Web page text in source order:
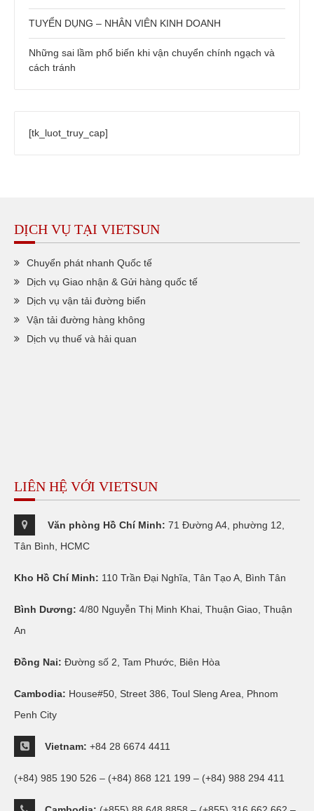
TUYỂN DỤNG – NHÂN VIÊN KINH DOANH
Những sai lầm phổ biến khi vận chuyển chính ngạch và
cách tránh
[tk_luot_truy_cap]
DỊCH VỤ TẠI VIETSUN
Chuyển phát nhanh Quốc tế
Dịch vụ Giao nhận & Gửi hàng quốc tế
Dịch vụ vận tải đường biển
Vận tải đường hàng không
Dịch vụ thuế và hải quan
LIÊN HỆ VỚI VIETSUN
Văn phòng Hồ Chí Minh: 71 Đường A4, phường 12,
Tân Bình, HCMC
Kho Hồ Chí Minh: 110 Trần Đại Nghĩa, Tân Tạo A, Bình Tân
Bình Dương: 4/80 Nguyễn Thị Minh Khai, Thuận Giao, Thuận
An
Đồng Nai: Đường số 2, Tam Phước, Biên Hòa
Cambodia: House#50, Street 386, Toul Sleng Area, Phnom
Penh City
Vietnam: +84 28 6674 4411
(+84) 985 190 526 – (+84) 868 121 199 – (+84) 988 294 411